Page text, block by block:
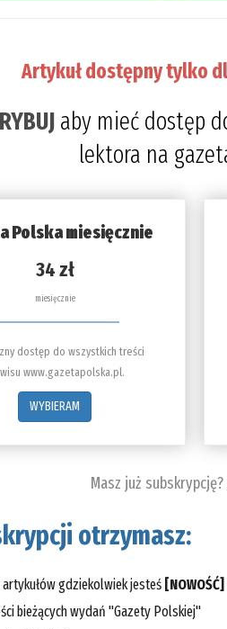
Artykuł dostępny tylko
aby mieć dostęp
lektora na
Polska miesięcznie
34 zł
miesięcznie
dostęp do wszystkich treści
www.gazetapolska.pl.
WYBIERAM
Masz już subskrypcję?
otrzymasz:
gdziekolwiek jesteś [NOWOŚĆ]
bieżących wydań "Gazety Polskiej"